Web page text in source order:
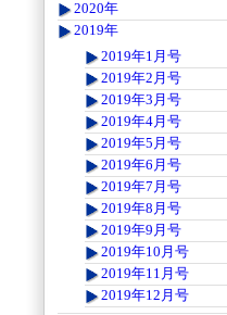
2020年
2019年
2019年1月号
2019年2月号
2019年3月号
2019年4月号
2019年5月号
2019年6月号
2019年7月号
2019年8月号
2019年9月号
2019年10月号
2019年11月号
2019年12月号